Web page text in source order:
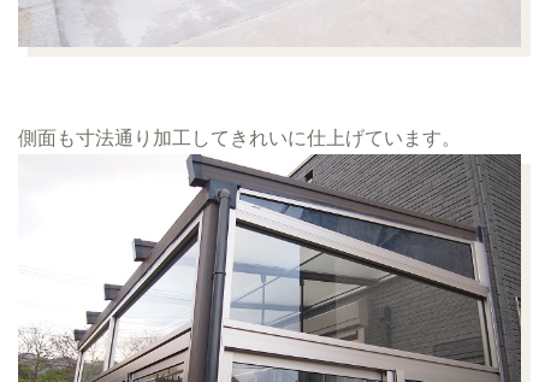
側面も寸法通り加工してきれいに仕上げています。